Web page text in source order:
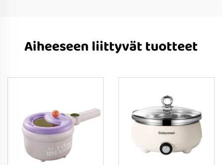
Aiheeseen liittyvät tuotteet